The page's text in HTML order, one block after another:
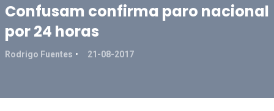
Confusam confirma paro nacional
por 24 horas
Rodrigo Fuentes 21-08-2017